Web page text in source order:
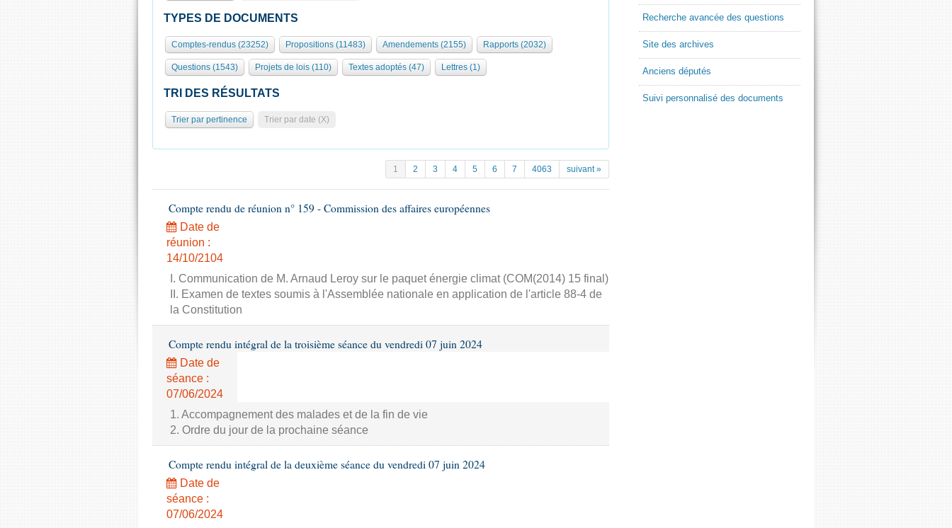
TYPES DE DOCUMENTS
Comptes-rendus (23252) Propositions (11483) Amendements (2155) Rapports (2032)
Questions (1543) Projets de lois (110) Textes adoptés (47) Lettres (1)
TRI DES RÉSULTATS
Trier par pertinence Trier par date (X)
1 2 3 4 5 6 7 4063 suivant »
Compte rendu de réunion n° 159 - Commission des affaires européennes
Date de
réunion :
14/10/2104
I. Communication de M. Arnaud Leroy sur le paquet énergie climat (COM(2014) 15 final)
II. Examen de textes soumis à l'Assemblée nationale en application de l'article 88-4 de
la Constitution
Compte rendu intégral de la troisième séance du vendredi 07 juin 2024
Date de
séance :
07/06/2024
1. Accompagnement des malades et de la fin de vie
2. Ordre du jour de la prochaine séance
Compte rendu intégral de la deuxième séance du vendredi 07 juin 2024
Date de
séance :
07/06/2024
Recherche avancée des questions
Site des archives
Anciens députés
Suivi personnalisé des documents